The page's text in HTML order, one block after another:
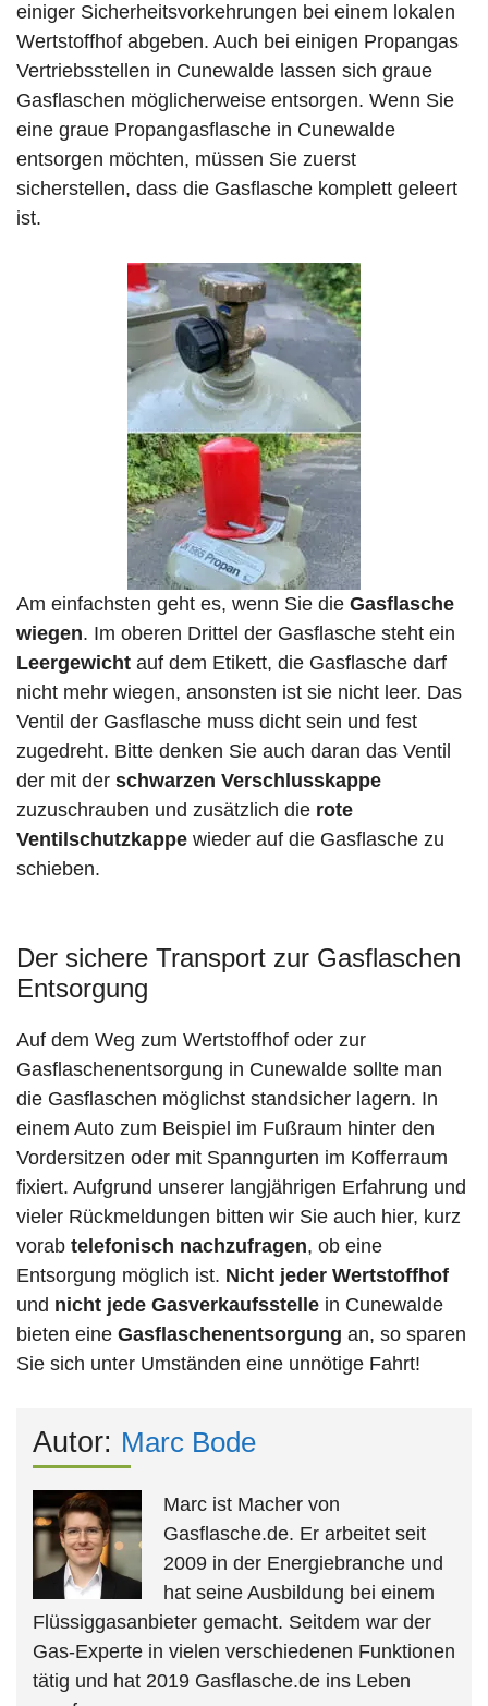
einiger Sicherheitsvorkehrungen bei einem lokalen
Wertstoffhof abgeben. Auch bei einigen Propangas
Vertriebsstellen in Cunewalde lassen sich graue
Gasflaschen möglicherweise entsorgen. Wenn Sie
eine graue Propangasflasche in Cunewalde
entsorgen möchten, müssen Sie zuerst
sicherstellen, dass die Gasflasche komplett geleert
ist.
Am einfachsten geht es, wenn Sie die Gasflasche
wiegen. Im oberen Drittel der Gasflasche steht ein
Leergewicht auf dem Etikett, die Gasflasche darf
nicht mehr wiegen, ansonsten ist sie nicht leer. Das
Ventil der Gasflasche muss dicht sein und fest
zugedreht. Bitte denken Sie auch daran das Ventil
der mit der schwarzen Verschlusskappe
zuzuschrauben und zusätzlich die rote
Ventilschutzkappe wieder auf die Gasflasche zu
schieben.
Der sichere Transport zur Gasflaschen
Entsorgung
Auf dem Weg zum Wertstoffhof oder zur
Gasflaschenentsorgung in Cunewalde sollte man
die Gasflaschen möglichst standsicher lagern. In
einem Auto zum Beispiel im Fußraum hinter den
Vordersitzen oder mit Spanngurten im Kofferraum
fixiert. Aufgrund unserer langjährigen Erfahrung und
vieler Rückmeldungen bitten wir Sie auch hier, kurz
vorab telefonisch nachzufragen, ob eine
Entsorgung möglich ist. Nicht jeder Wertstoffhof
und nicht jede Gasverkaufsstelle in Cunewalde
bieten eine Gasflaschenentsorgung an, so sparen
Sie sich unter Umständen eine unnötige Fahrt!
Autor: Marc Bode
Marc ist Macher von
Gasflasche.de. Er arbeitet seit
2009 in der Energiebranche und
hat seine Ausbildung bei einem
Flüssiggasanbieter gemacht. Seitdem war der
Gas-Experte in vielen verschiedenen Funktionen
tätig und hat 2019 Gasflasche.de ins Leben